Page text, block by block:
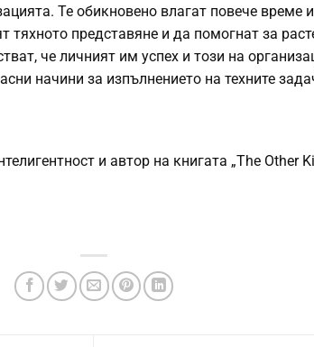
Те обикновено влагат повече време
тяхното представяне и да помогнат за
че личният им успех и този на
начини за изпълнението на техните
и автор на книгата „The Other